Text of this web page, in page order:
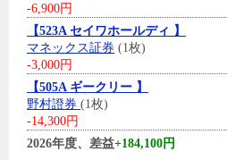
-6,900円
【523A セイワホールディ 】
マネックス証券 (1枚)
-3,000円
【505A ギークリー 】
野村證券 (1枚)
-14,300円
2026年度、差益+184,100円